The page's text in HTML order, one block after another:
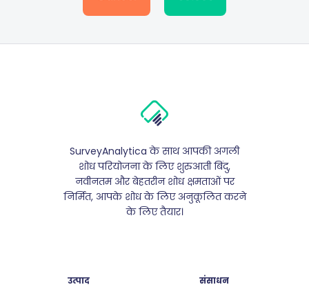
SurveyAnalytica के साथ आपकी अगली
शोध परियोजना के लिए शुरुआती बिंदु,
नवीनतम और बेहतरीन शोध क्षमताओं पर
निर्मित, आपके शोध के लिए अनुकूलित करने
के लिए तैयार।
उत्पाद संसाधन